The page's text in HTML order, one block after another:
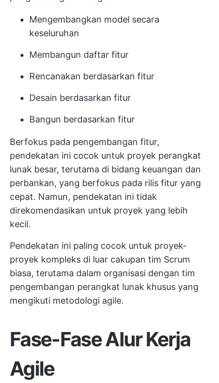
Mengembangkan model secara
keseluruhan
Membangun daftar fitur
Rencanakan berdasarkan fitur
Desain berdasarkan fitur
Bangun berdasarkan fitur
Berfokus pada pengembangan fitur,
pendekatan ini cocok untuk proyek perangkat
lunak besar, terutama di bidang keuangan dan
perbankan, yang berfokus pada rilis fitur yang
cepat. Namun, pendekatan ini tidak
direkomendasikan untuk proyek yang lebih
kecil.
Pendekatan ini paling cocok untuk proyek-
proyek kompleks di luar cakupan tim Scrum
biasa, terutama dalam organisasi dengan tim
pengembangan perangkat lunak khusus yang
mengikuti metodologi agile.
Fase-Fase Alur Kerja
Agile